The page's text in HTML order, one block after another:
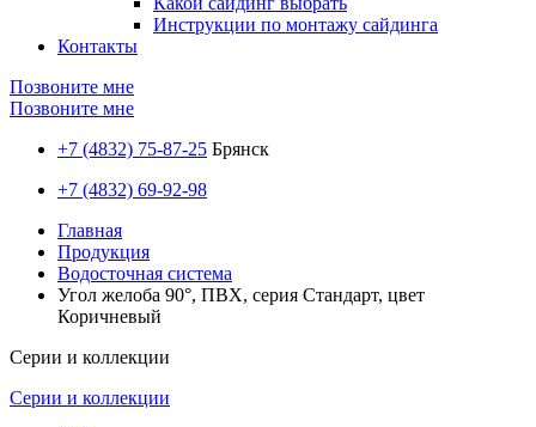
Инструкции по монтажу сайдинга
Контакты
Позвоните мне
Позвоните мне
+7 (4832) 75-87-25 Брянск
+7 (4832) 69-92-98
Главная
Продукция
Водосточная система
Угол желоба 90°, ПВХ, серия Стандарт, цвет
Коричневый
Серии и коллекции
Серии и коллекции